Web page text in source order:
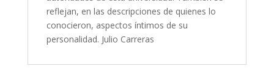
reflejan, en las descripciones de quienes lo
conocieron, aspectos íntimos de su
personalidad. Julio Carreras